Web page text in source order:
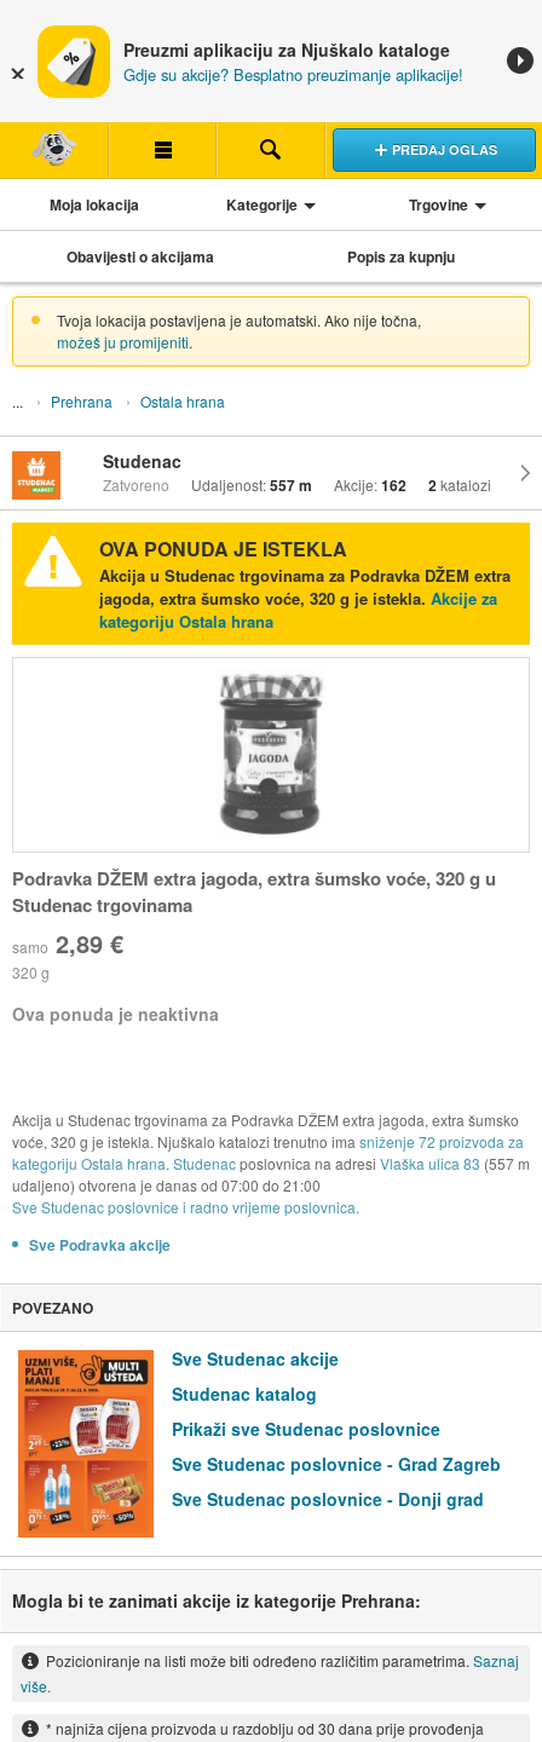
Preuzmi aplikaciju za Njuškalo kataloge
Gdje su akcije? Besplatno preuzimanje aplikacije!
PREDAJ OGLAS
Moja lokacija Kategorije Trgovine
Obavijesti o akcijama Popis za kupnju
Tvoja lokacija postavljena je automatski. Ako nije točna,
možeš ju promijeniti.
Prehrana Ostala hrana
Studenac
Zatvoreno Udaljenost:557 m Akcije:162 2katalozi
OVA PONUDA JE ISTEKLA
Akcija u Studenac trgovinama za Podravka DŽEM extra
jagoda, extra šumsko voće, 320 g je istekla. Akcije za
kategoriju Ostala hrana
Podravka DŽEM extra jagoda, extra šumsko voće, 320 g u
Studenac trgovinama
samo 2,89 €
320 g
Ova ponuda je neaktivna
Akcija u Studenac trgovinama za Podravka DŽEM extra jagoda, extra šumsko
voće, 320 g je istekla. Njuškalo katalozi trenutno ima sniženje 72 proizvoda za
kategoriju Ostala hrana. Studenacposlovnica na adresi Vlaška ulica 83 (557 m
udaljeno) otvorena je danas od 07:00 do 21:00
Sve Studenac poslovnice i radno vrijeme poslovnica.
Sve Podravka akcije
POVEZANO
Sve Studenac akcije
Studenac katalog
Prikaži sve Studenac poslovnice
Sve Studenac poslovnice - Grad Zagreb
Sve Studenac poslovnice - Donji grad
Mogla bi te zanimati akcije iz kategorije Prehrana:
Pozicioniranje na listi može biti određeno različitim parametrima. Saznaj
više.
* najniža cijena proizvoda u razdoblju od 30 dana prije provođenja